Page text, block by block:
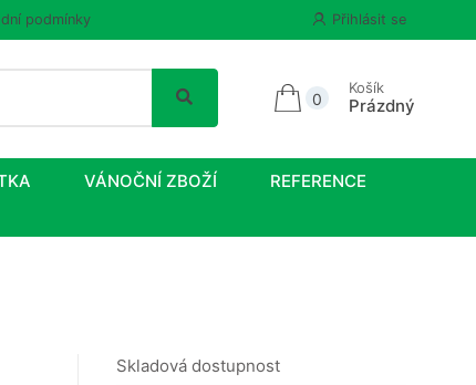
podmínky Přihlásit se
0
Košík
Prázdný
VÁNOČNÍ ZBOŽÍ
REFERENCE
Skladová dostupnost